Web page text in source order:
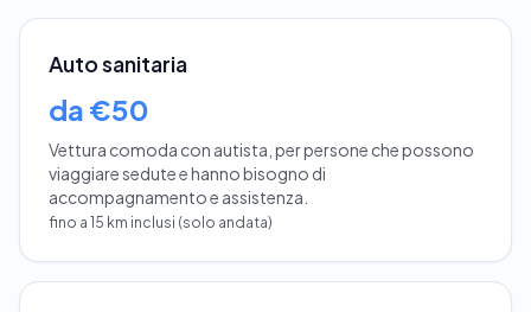
Auto sanitaria
da €50
Vettura comoda con autista, per persone che possono
viaggiare sedute e hanno bisogno di
accompagnamento e assistenza.
fino a 15 km inclusi (solo andata)